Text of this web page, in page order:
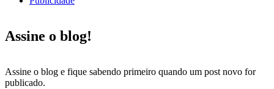
Assine o blog!
Assine o blog e fique sabendo primeiro quando um post novo for
publicado.